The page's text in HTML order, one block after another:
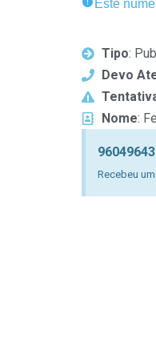
Este
Tipo:
Devo
Nome:
Recebeu